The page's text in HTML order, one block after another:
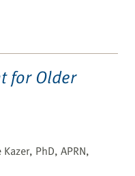
for Older
PhD, APRN,